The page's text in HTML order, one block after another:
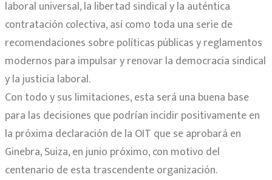
laboral universal, la libertad sindical y la auténtica
contratación colectiva, así como toda una serie de
recomendaciones sobre políticas públicas y reglamentos
modernos para impulsar y renovar la democracia sindical
y la justicia laboral.
Con todo y sus limitaciones, esta será una buena base
para las decisiones que podrían incidir positivamente en
la próxima declaración de la OIT que se aprobará en
Ginebra, Suiza, en junio próximo, con motivo del
centenario de esta trascendente organización.